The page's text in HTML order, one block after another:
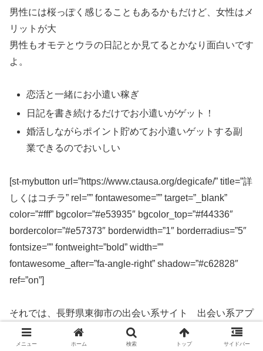
男性には桜っぽく感じることもあるかもだけど、女性はメ
リットが大
男性もオモテとウラの日記とか見てるとかなり面白いです
よ。
恋活と一緒にお小遣い稼ぎ
日記を書き続けるだけでお小遣いがゲット！
婚活しながらポイント貯めてお小遣いゲットする副
業できるのでおいしい
[st-mybutton url=”https://www.ctausa.org/degicafe/” title=”詳
しくはコチラ” rel=”” fontawesome=”” target=”_blank”
color=”#fff” bgcolor=”#e53935″ bgcolor_top=”#f44336″
bordercolor=”#e57373″ borderwidth=”1″ borderradius=”5″
fontsize=”” fontweight=”bold” width=””
fontawesome_after=”fa-angle-right” shadow=”#c62828″
ref=”on”]
それでは、長野県東御市の出会い系サイト 出会い系アプ
リを実際に使ってみた感想などを解説します。
メニュー ホーム 検索 トップ サイドバー